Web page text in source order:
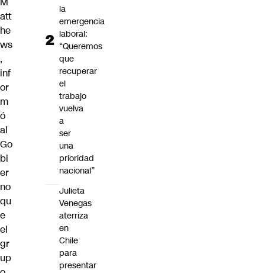
att
he
ws
,
inf
or
m
ó
al
Go
bi
er
no
qu
e
el
gr
up
la
emergencia
laboral:
“Queremos
que
recuperar
el
trabajo
vuelva
a
ser
una
prioridad
nacional”
Julieta
Venegas
aterriza
en
Chile
para
presentar